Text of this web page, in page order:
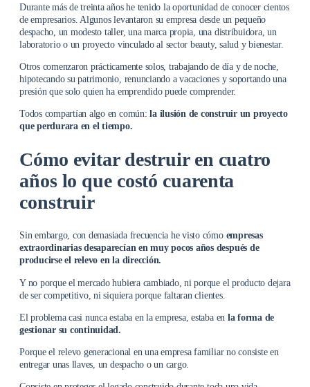
Durante más de treinta años he tenido la oportunidad de conocer cientos
de empresarios. Algunos levantaron su empresa desde un pequeño
despacho, un modesto taller, una marca propia, una distribuidora, un
laboratorio o un proyecto vinculado al sector beauty, salud y bienestar.
Otros comenzaron prácticamente solos, trabajando de día y de noche,
hipotecando su patrimonio, renunciando a vacaciones y soportando una
presión que solo quien ha emprendido puede comprender.
Todos compartían algo en común:la ilusión de construir un proyecto
que perdurara en el tiempo.
Cómo evitar destruir en cuatro
años lo que costó cuarenta
construir
Sin embargo, con demasiada frecuencia he visto cómo empresas
extraordinarias desaparecían en muy pocos años después de
producirse el relevo en la dirección.
Y no porque el mercado hubiera cambiado, ni porque el producto dejara
de ser competitivo, ni siquiera porque faltaran clientes.
El problema casi nunca estaba en la empresa, estaba en la forma de
gestionar su continuidad.
Porque el relevo generacional en una empresa familiar no consiste en
entregar unas llaves, un despacho o un cargo.